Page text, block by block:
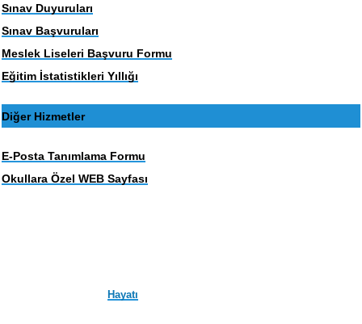
Sınav Duyuruları
Sınav Başvuruları
Meslek Liseleri Başvuru Formu
Eğitim İstatistikleri Yıllığı
Diğer Hizmetler
E-Posta Tanımlama Formu
Okullara Özel WEB Sayfası
Hayatı